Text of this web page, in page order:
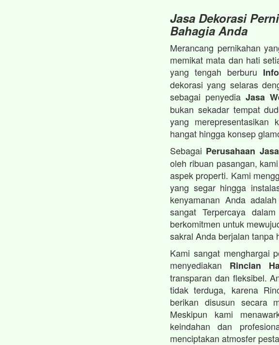
Jasa Dekorasi
Bahagia Anda
Merancang pernikahan
memikat mata dan hati
yang tengah berburu
dekorasi yang selaras
sebagai penyediaJasa
bukan sekadar tempat
yang
hangat hingga konsep
Sebagai Perusahaan
oleh ribuan pasangan,
aspek properti. Kami
yang segar hingga
kenyamanan Anda
sangat Terpercaya
berkomitmen untuk
sakral Anda berjalan tanpa
Kami sangat menghargai
menyediakan Rincian
transparan dan fleksibel.
tidak terduga, karena
berikan disusun secara
Meskipun kami
keindahan dan
menciptakan atmosfer